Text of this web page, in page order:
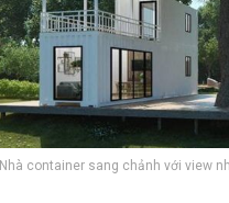
Nhà container sang chảnh với view